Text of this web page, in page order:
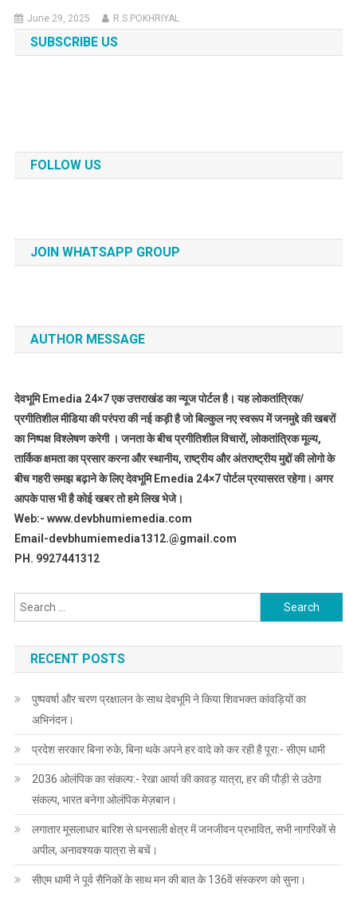
June 29, 2025 R.S.POKHRIYAL
SUBSCRIBE US
FOLLOW US
JOIN WHATSAPP GROUP
AUTHOR MESSAGE
देवभूमि Emedia 24×7 एक उत्तराखंड का न्यूज पोर्टल है। यह लोकतांत्रिक/
प्रगीतिशील मीडिया की परंपरा की नई कड़ी है जो बिल्कुल नए स्वरूप में जनमुद्दे की खबरों
का निष्पक्ष विश्लेषण करेगी । जनता के बीच प्रगीतिशील विचारों, लोकतांत्रिक मूल्य,
तार्किक क्षमता का प्रसार करना और स्थानीय, राष्ट्रीय और अंतराष्ट्रीय मुद्दों की लोगो के
बीच गहरी समझ बढ़ाने के लिए देवभूमि Emedia 24×7 पोर्टल प्रयासरत रहेगा। अगर
आपके पास भी है कोई खबर तो हमे लिख भेजे।
Web:- www.devbhumiemedia.com
Email-devbhumiemedia1312.@gmail.com
PH. 9927441312
Search
for:
RECENT POSTS
पुष्पवर्षा और चरण प्रक्षालन के साथ देवभूमि ने किया शिवभक्त कांवड़ियों का
अभिनंदन।
प्रदेश सरकार बिना रुके, बिना थके अपने हर वादे को कर रही है पूरा:- सीएम धामी
2036 ओलंपिक का संकल्प:- रेखा आर्या की कावड़ यात्रा, हर की पौड़ी से उठेगा
संकल्प, भारत बनेगा ओलंपिक मेज़बान।
लगातार मूसलाधार बारिश से घनसाली क्षेत्र में जनजीवन प्रभावित, सभी नागरिकों से
अपील, अनावश्यक यात्रा से बचें।
सीएम धामी ने पूर्व सैनिकों के साथ मन की बात के 136वें संस्करण को सुना।